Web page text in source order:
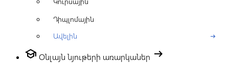
Դիպլոմային
Ավելին
arrow_right_alt
school Օնլայն նյութերի առարկաներ arrow_right_alt